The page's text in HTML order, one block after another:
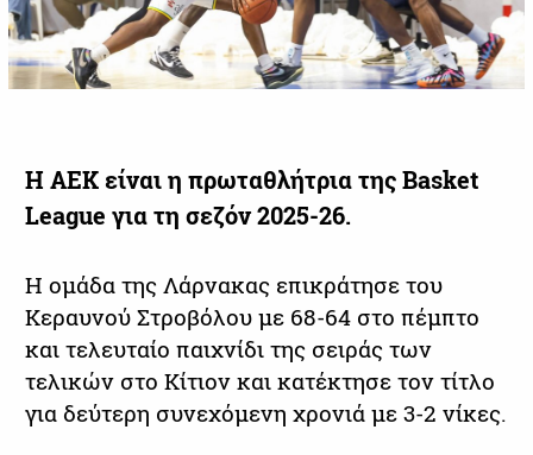
Η ΑΕΚ είναι η πρωταθλήτρια της Basket
League για τη σεζόν 2025-26.
Η ομάδα της Λάρνακας επικράτησε του
Κεραυνού Στροβόλου με 68-64 στο πέμπτο
και τελευταίο παιχνίδι της σειράς των
τελικών στο Κίτιον και κατέκτησε τον τίτλο
για δεύτερη συνεχόμενη χρονιά με 3-2 νίκες.